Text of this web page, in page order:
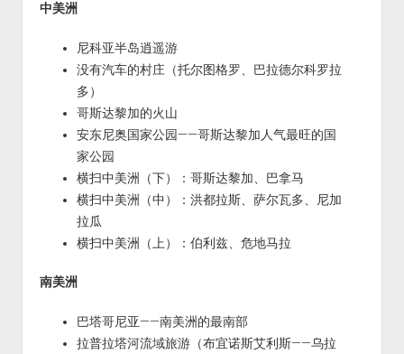
中美洲
尼科亚半岛逍遥游
没有汽车的村庄（托尔图格罗、巴拉德尔科罗拉
多）
哥斯达黎加的火山
安东尼奥国家公园——哥斯达黎加人气最旺的国
家公园
横扫中美洲（下）：哥斯达黎加、巴拿马
横扫中美洲（中）：洪都拉斯、萨尔瓦多、尼加
拉瓜
横扫中美洲（上）：伯利兹、危地马拉
南美洲
巴塔哥尼亚——南美洲的最南部
拉普拉塔河流域旅游（布宜诺斯艾利斯——乌拉